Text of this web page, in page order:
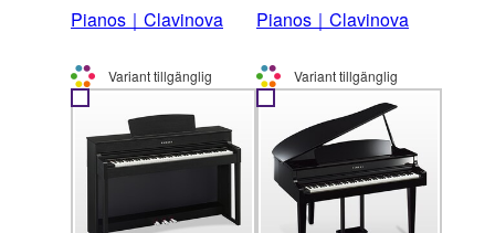
Pianos｜Clavinova
Variant tillgänglig
Pianos｜Clavinova
Variant tillgänglig